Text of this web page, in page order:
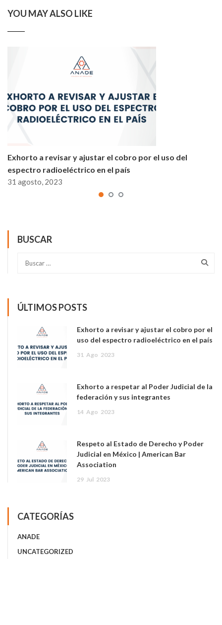
YOU MAY ALSO LIKE
Exhorto a revisar y ajustar el cobro por el uso del
espectro radioeléctrico en el país
31 agosto, 2023
BUSCAR
ÚLTIMOS POSTS
Exhorto a revisar y ajustar el cobro por el
uso del espectro radioeléctrico en el país
31 Ago 2023
Exhorto a respetar al Poder Judicial de la
federación y sus integrantes
14 Ago 2023
Respeto al Estado de Derecho y Poder
Judicial en México | American Bar
Association
29 Jul 2023
CATEGORÍAS
ANADE
UNCATEGORIZED